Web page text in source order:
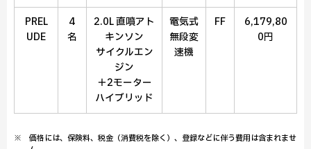
PREL
UDE
4
名
2.0L 直噴アト
キンソン
サイクルエン
ジン
＋2モーター
ハイブリッド
電気式
無段変
速機
FF
6,179,80
0円
※ 価格には、保険料、税金（消費税を除く）、登録などに伴う費用は含まれませ